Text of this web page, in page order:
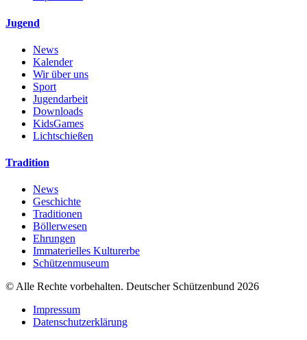
Jugend
News
Kalender
Wir über uns
Sport
Jugendarbeit
Downloads
KidsGames
Lichtschießen
Tradition
News
Geschichte
Traditionen
Böllerwesen
Ehrungen
Immaterielles Kulturerbe
Schützenmuseum
© Alle Rechte vorbehalten. Deutscher Schützenbund 2026
Impressum
Datenschutzerklärung